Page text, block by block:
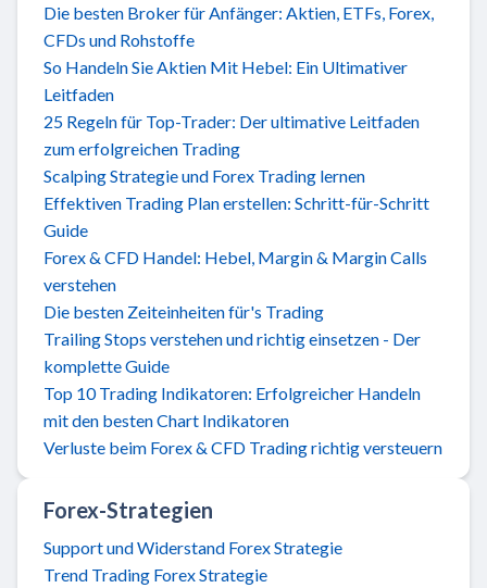
Die besten Broker für Anfänger: Aktien, ETFs, Forex,
CFDs und Rohstoffe
So Handeln Sie Aktien Mit Hebel: Ein Ultimativer
Leitfaden
25 Regeln für Top-Trader: Der ultimative Leitfaden
zum erfolgreichen Trading
Scalping Strategie und Forex Trading lernen
Effektiven Trading Plan erstellen: Schritt-für-Schritt
Guide
Forex & CFD Handel: Hebel, Margin & Margin Calls
verstehen
Die besten Zeiteinheiten für's Trading
Trailing Stops verstehen und richtig einsetzen - Der
komplette Guide
Top 10 Trading Indikatoren: Erfolgreicher Handeln
mit den besten Chart Indikatoren
Verluste beim Forex & CFD Trading richtig versteuern
Forex-Strategien
Support und Widerstand Forex Strategie
Trend Trading Forex Strategie